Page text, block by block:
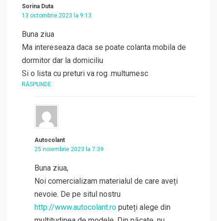
Sorina Duta
13 octombrie 2023 la 9:13
Buna ziua
Ma intereseaza daca se poate colanta mobila de
dormitor dar la domiciliu
Si o lista cu preturi va rog .multumesc
RĂSPUNDE
Autocolant
25 noiembrie 2023 la 7:39
Buna ziua,
Noi comercializam materialul de care aveți
nevoie. De pe situl nostru
http://www.autocolant.ro puteți alege din